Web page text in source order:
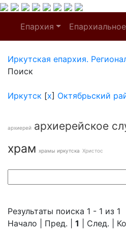
Епархия
Иркутская епархия.
Поиск
Иркутск [x] Октябрьский
архиерей архиерейское
храм храмы иркутска Христос
Результаты поиска 1 - 1 из 1
Начало | Пред. | 1 | След. |